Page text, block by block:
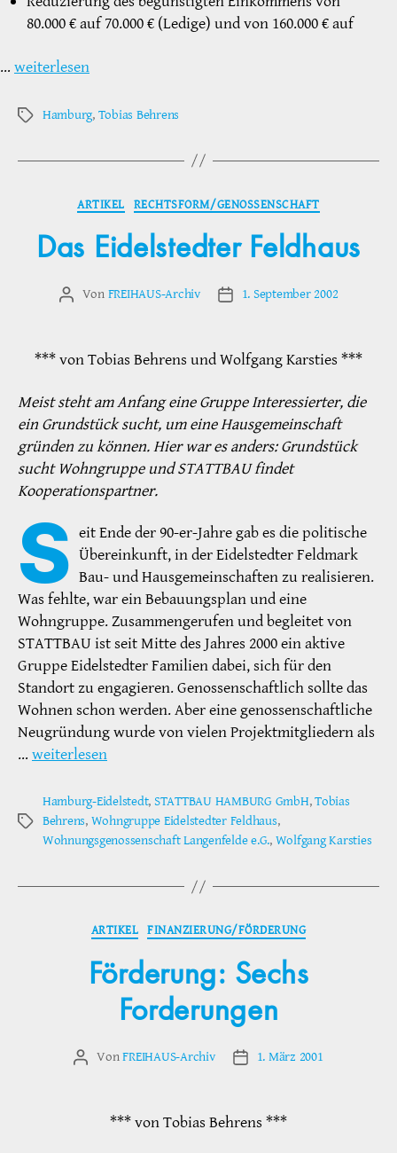
80.000 € auf 70.000 € (Ledige) und von 160.000 € auf
… weiterlesen
Schlagwörter
Hamburg, Tobias Behrens
Kategorien
ARTIKEL RECHTSFORM/GENOSSENSCHAFT
Das Eidelstedter Feldhaus
Beitragsautor
Von FREIHAUS-Archiv Veröffentlichungsdatum
1. September 2002
*** von Tobias Behrens und Wolfgang Karsties ***
Meist steht am Anfang eine Gruppe Interessierter, die
ein Grundstück sucht, um eine Hausgemeinschaft
gründen zu können. Hier war es anders: Grundstück
sucht Wohngruppe und STATTBAU findet
Kooperationspartner.
S eit Ende der 90-er-Jahre gab es die politische
Übereinkunft, in der Eidelstedter Feldmark
Bau- und Hausgemeinschaften zu realisieren.
Was fehlte, war ein Bebauungsplan und eine
Wohngruppe. Zusammengerufen und begleitet von
STATTBAU ist seit Mitte des Jahres 2000 ein aktive
Gruppe Eidelstedter Familien dabei, sich für den
Standort zu engagieren. Genossenschaftlich sollte das
Wohnen schon werden. Aber eine genossenschaftliche
Neugründung wurde von vielen Projektmitgliedern als
… weiterlesen
Schlagwörter
Hamburg-Eidelstedt, STATTBAU HAMBURG GmbH,Tobias
Behrens, Wohngruppe Eidelstedter Feldhaus,
Wohnungsgenossenschaft Langenfelde e.G., Wolfgang Karsties
Kategorien
ARTIKEL FINANZIERUNG/FÖRDERUNG
Förderung: Sechs
Forderungen
Beitragsautor
VonFREIHAUS-Archiv Veröffentlichungsdatum
1. März 2001
*** von Tobias Behrens ***